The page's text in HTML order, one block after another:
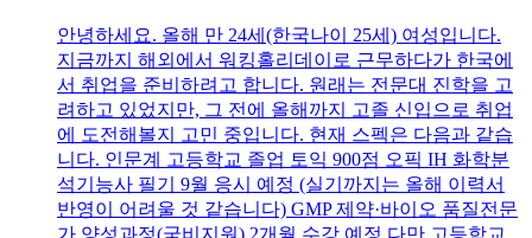
안녕하세요. 올해 만 24세(한국나이 25세) 여성입니다.
지금까지 해외에서 워킹홀리데이로 근무하다가 한국에
서 취업을 준비하려고 합니다. 원래는 전문대 진학을 고
려하고 있었지만, 그 전에 올해까지 고졸 신입으로 취업
에 도전해볼지 고민 중입니다. 현재 스펙은 다음과 같습
니다. 인문계 고등학교 졸업 토익 900점 오픽 IH 화학분
석기능사 필기 9월 응시 예정 (실기까지는 올해 이력서
반영이 어려울 것 같습니다) GMP 제약·바이오 품질전문